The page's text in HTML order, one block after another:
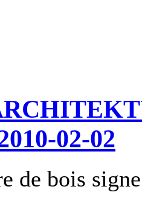
02-02
de bois